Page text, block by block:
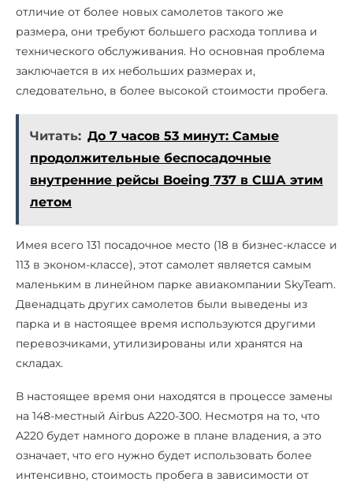
отличие от более новых самолетов такого же
размера, они требуют большего расхода топлива и
технического обслуживания. Но основная проблема
заключается в их небольших размерах и,
следовательно, в более высокой стоимости пробега.
Читать: До 7 часов 53 минут: Самые
продолжительные беспосадочные
внутренние рейсы Boeing 737 в США этим
летом
Имея всего 131 посадочное место (18 в бизнес-классе и
113 в эконом-классе), этот самолет является самым
маленьким в линейном парке авиакомпании SkyTeam.
Двенадцать других самолетов были выведены из
парка и в настоящее время используются другими
перевозчиками, утилизированы или хранятся на
складах.
В настоящее время они находятся в процессе замены
на 148-местный Airbus A220-300. Несмотря на то, что
A220 будет намного дороже в плане владения, а это
означает, что его нужно будет использовать более
интенсивно, стоимость пробега в зависимости от